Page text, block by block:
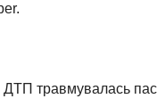
ДТП травмувалась